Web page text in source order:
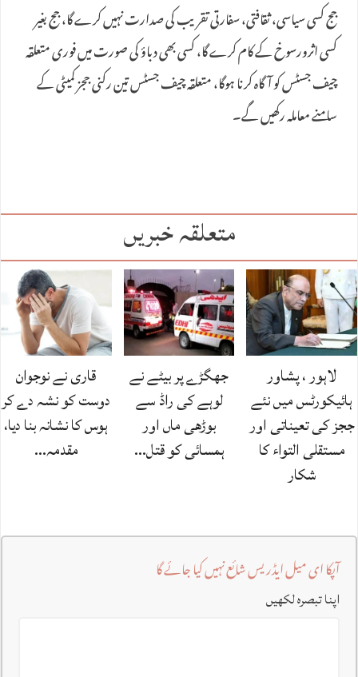
جج کسی سیاسی، ثقافتی، سفارتی تقریب کی صدارت نہیں کرے گا، جج بغیر
کسی اثرورسوخ کے کام کرے گا، کسی بھی دباؤ کی صورت میں فوری متعلقہ
چیف جسٹس کو آگاہ کرنا ہوگا، متعلقہ چیف جسٹس تین رکنی ججز کمیٹی کے
سامنے معاملہ رکھیں گے۔
متعلقہ خبریں
لاہور ، پشاور
ہائیکورٹس میں نئے
ججز کی تعیناتی اور
مستقلی التواء کا
شکار
جھگڑے پر بیٹے نے
لوہے کی راڈ سے
بوڑھی ماں اور
ہمسائی کو قتل…
قاری نے نوجوان
دوست کو نشہ دے کر
ہوس کا نشانہ بنا دیا،
مقدمہ…
آپکا ای میل ایڈریس شائع نہیں کیا جائے گا
اپنا تبصرہ لکھیں